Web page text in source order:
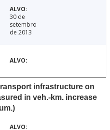
30 de
setembro
de 2013
infrastructure on
in veh.-km. increase